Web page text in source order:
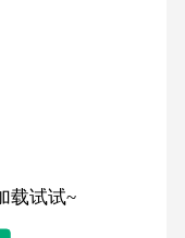
载试试~